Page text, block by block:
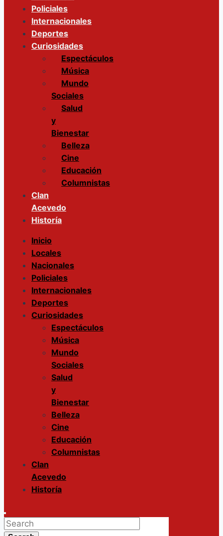
Policiales
Internacionales
Deportes
Curiosidades
Espectáculos
Música
Mundo
Sociales
Salud
y
Bienestar
Belleza
Cine
Educación
Columnistas
Clan
Acevedo
Historía
Menu
Inicio
Locales
Nacionales
Policiales
Internacionales
Deportes
Curiosidades
Espectáculos
Música
Mundo
Sociales
Salud
y
Bienestar
Belleza
Cine
Educación
Columnistas
Clan
Acevedo
Historía
Enter
Keyword
Search